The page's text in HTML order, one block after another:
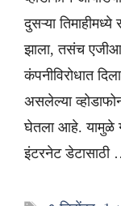
दुसऱ्या
झाला, तसंच
कंपनीविरोधात
असलेल्या
घेतला आहे. यामुळे
इंटरनेट डेटासाठी